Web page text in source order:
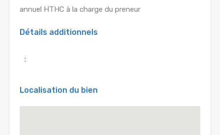
annuel HTHC à la charge du preneur
Détails additionnels
:
Localisation du bien